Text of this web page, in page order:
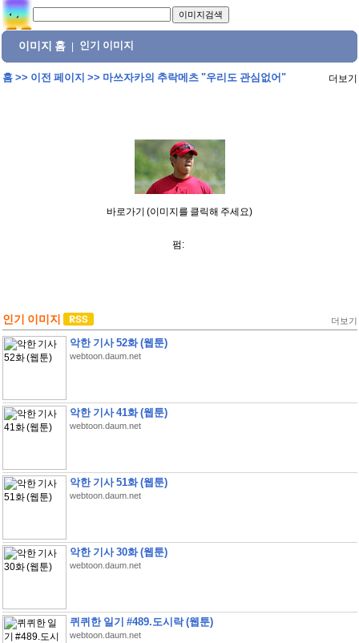
이미지 홈 인기 이미지
홈>> 이전 페이지 >> 마쓰자카의 추락메츠 "우리도 관심없어" 더보기
바로가기 (이미지를 클릭해 주세요)
펌:
인기 이미지 더보기
악한 기사 52화 (웹툰)
webtoon.daum.net
악한 기사 41화 (웹툰)
webtoon.daum.net
악한 기사 51화 (웹툰)
webtoon.daum.net
악한 기사 30화 (웹툰)
webtoon.daum.net
퀴퀴한 일기 #489.도시락 (웹툰)
webtoon.daum.net